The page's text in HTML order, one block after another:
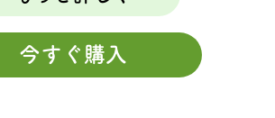
今すぐ購入